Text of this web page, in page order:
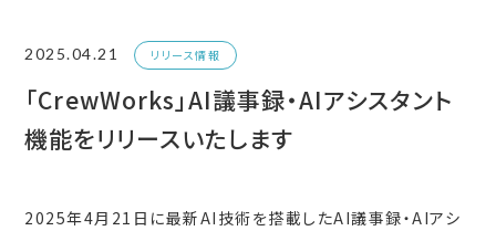
2025.04.21 リリース情報
「CrewWorks」AI議事録・AIアシスタント
機能をリリースいたします
2025年4月21日に最新AI技術を搭載したAI議事録・AIアシ